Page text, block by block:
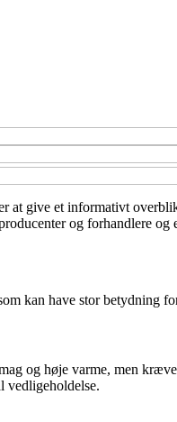
at give et informativt
og forhandlere
kan have stor betydning
og høje varme, men
vedligeholdelse.